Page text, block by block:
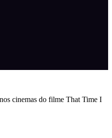
cinemas do filme That Time I